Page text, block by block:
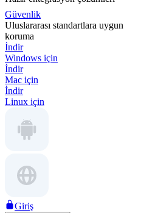
Güvenlik
Uluslararası standartlara uygun
koruma
İndir
Windows için
İndir
Mac için
İndir
Linux için
Giriş